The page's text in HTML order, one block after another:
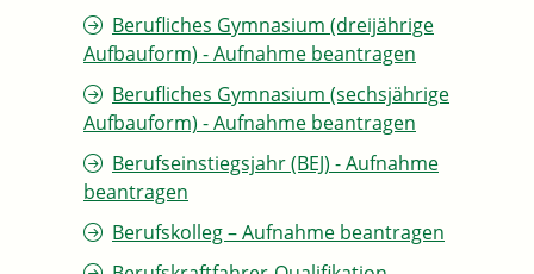
Berufliches Gymnasium (dreijährige
Aufbauform) - Aufnahme beantragen
Berufliches Gymnasium (sechsjährige
Aufbauform) - Aufnahme beantragen
Berufseinstiegsjahr (BEJ) - Aufnahme
beantragen
Berufskolleg – Aufnahme beantragen